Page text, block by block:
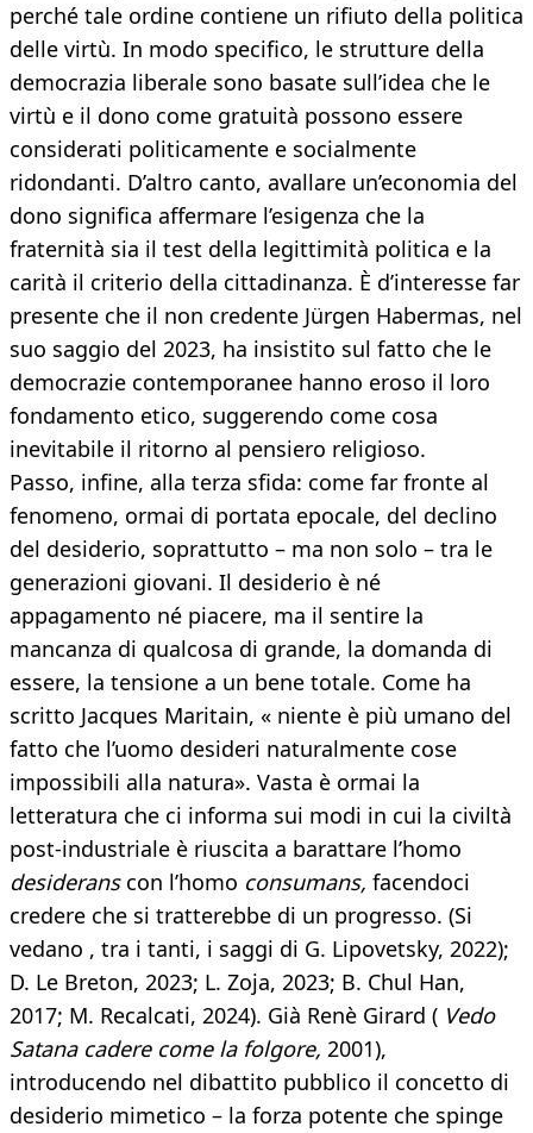
perché tale ordine contiene un rifiuto della politica
delle virtù. In modo specifico, le strutture della
democrazia liberale sono basate sull’idea che le
virtù e il dono come gratuità possono essere
considerati politicamente e socialmente
ridondanti. D’altro canto, avallare un’economia del
dono significa affermare l’esigenza che la
fraternità sia il test della legittimità politica e la
carità il criterio della cittadinanza. È d’interesse far
presente che il non credente Jürgen Habermas, nel
suo saggio del 2023, ha insistito sul fatto che le
democrazie contemporanee hanno eroso il loro
fondamento etico, suggerendo come cosa
inevitabile il ritorno al pensiero religioso.
Passo, infine, alla terza sfida: come far fronte al
fenomeno, ormai di portata epocale, del declino
del desiderio, soprattutto – ma non solo – tra le
generazioni giovani. Il desiderio è né
appagamento né piacere, ma il sentire la
mancanza di qualcosa di grande, la domanda di
essere, la tensione a un bene totale. Come ha
scritto Jacques Maritain, « niente è più umano del
fatto che l’uomo desideri naturalmente cose
impossibili alla natura». Vasta è ormai la
letteratura che ci informa sui modi in cui la civiltà
post-industriale è riuscita a barattare l’homo
desideranscon l’homo consumans, facendoci
credere che si tratterebbe di un progresso. (Si
vedano , tra i tanti, i saggi di G. Lipovetsky, 2022);
D. Le Breton, 2023; L. Zoja, 2023; B. Chul Han,
2017; M. Recalcati, 2024). Già Renè Girard ( Vedo
Satana cadere come la folgore, 2001),
introducendo nel dibattito pubblico il concetto di
desiderio mimetico – la forza potente che spinge